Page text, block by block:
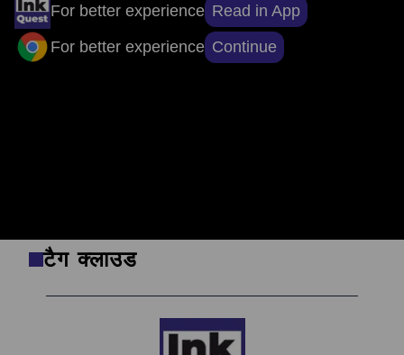
For better experience Read in App
For better experience Continue
संपादकों की पसंद
टैग क्लाउड